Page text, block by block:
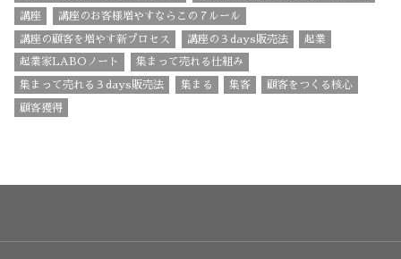
講座 講座のお客様増やすならこの７ルール
講座の顧客を増やす新プロセス 講座の３days販売法 起業
起業家LABOノート 集まって売れる仕組み
集まって売れる３days販売法 集まる 集客 顧客をつくる核心
顧客獲得